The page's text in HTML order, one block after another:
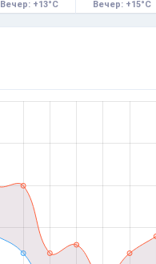
Вечер: +13°C
Вечер: +15°C